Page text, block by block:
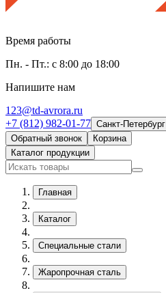
Время работы
Пн. - Пт.: с 8:00 до 18:00
Напишите нам
123@td-avrora.ru
+7 (812) 982-01-77 Санкт-Петербург
Обратный звонок
Корзина
Каталог продукции
Главная
Каталог
Специальные стали
Жаропрочная сталь